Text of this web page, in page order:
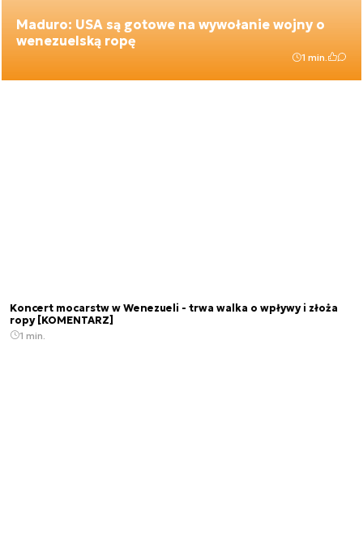
Maduro: USA są gotowe na wywołanie wojny o
wenezuelską ropę
1 min.
Koncert mocarstw w Wenezueli - trwa walka o wpływy i złoża
ropy [KOMENTARZ]
1 min.